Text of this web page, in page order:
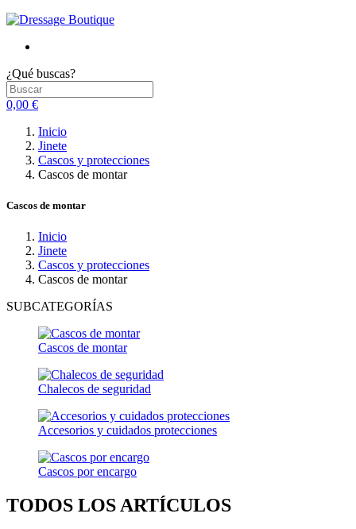
¿Qué buscas?
0,00 €
Inicio
Jinete
Cascos y protecciones
Cascos de montar
Cascos de montar
Inicio
Jinete
Cascos y protecciones
Cascos de montar
SUBCATEGORÍAS
Cascos de montar
Chalecos de seguridad
Accesorios y cuidados protecciones
Cascos por encargo
TODOS LOS ARTÍCULOS